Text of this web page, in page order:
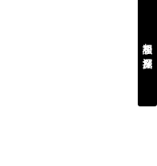
相談を深掘り